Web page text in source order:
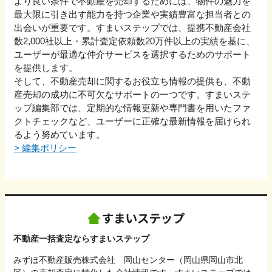
最大限に引き出す能力を持つ企業や実績豊富な担当者との
出会いが重要です。すまいステップでは、提携不動産会社
数2,000社以上・累計査定依頼数20万件以上の実績を基に、
ユーザーが最適な仲介サービスを選択するためのサポート
を提供します。
そして、不動産売却に関するお役立ち情報の提供も、不動
産売却の成功に不可欠なサポートの一つです。すまいステ
ップ編集部では、定期的な情報更新や専門書を用いたファ
クトチェックなど、ユーザーに正確な最新情報を届けられ
るよう努めています。
> 編集ポリシー
不動産一括査定ならすまいステップ
みずほ不動産販売株式会社 岡山センター（岡山県岡山市北